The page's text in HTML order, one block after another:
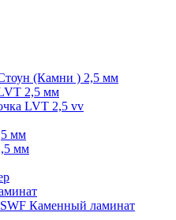
(Камни ) 2,5 мм
2,5 мм
LVT 2,5 vv
мм
мм
Каменный ламинат